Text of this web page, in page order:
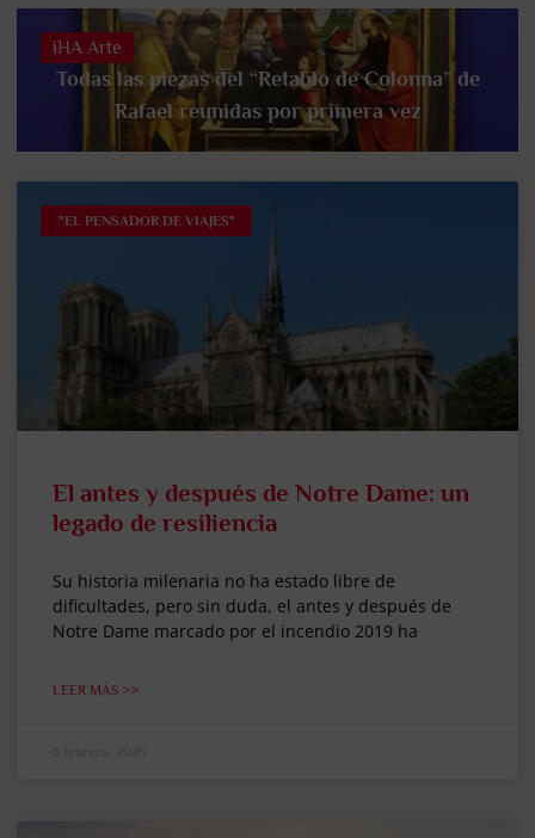
iHA Arte
Todas las piezas del “Retablo de Colonna” de
Rafael reunidas por primera vez
"EL PENSADOR DE VIAJES"
El antes y después de Notre Dame: un
legado de resiliencia
Su historia milenaria no ha estado libre de
dificultades, pero sin duda, el antes y después de
Notre Dame marcado por el incendio 2019 ha
LEER MÁS >>